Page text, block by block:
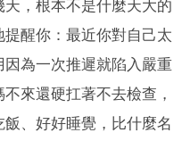
，根本不是什麼天大的
醒你：最近你對自己太
為一次推遲就陷入嚴重
來還硬扛著不去檢查，
、好好睡覺，比什麼名